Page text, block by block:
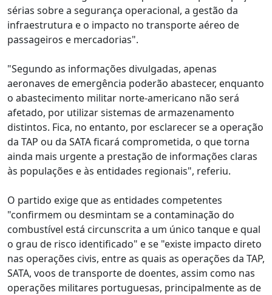
sérias sobre a segurança operacional, a gestão da
infraestrutura e o impacto no transporte aéreo de
passageiros e mercadorias".
"Segundo as informações divulgadas, apenas
aeronaves de emergência poderão abastecer, enquanto
o abastecimento militar norte-americano não será
afetado, por utilizar sistemas de armazenamento
distintos. Fica, no entanto, por esclarecer se a operação
da TAP ou da SATA ficará comprometida, o que torna
ainda mais urgente a prestação de informações claras
às populações e às entidades regionais", referiu.
O partido exige que as entidades competentes
"confirmem ou desmintam se a contaminação do
combustível está circunscrita a um único tanque e qual
o grau de risco identificado" e se "existe impacto direto
nas operações civis, entre as quais as operações da TAP,
SATA, voos de transporte de doentes, assim como nas
operações militares portuguesas, principalmente as de